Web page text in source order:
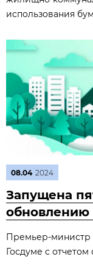
использования
08.04 2024
Запущена
Премьер-министр
Госдуме с отчетом